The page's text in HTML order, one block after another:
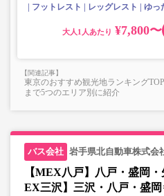
フットレスト
レッグレスト ゆっ
大人 ¥7,800〜
東京のおすすめ観光地ランキング
まで5つのエリア別に紹介
岩手県北自動車株式会
【MEX八戸】八戸・盛岡
EX三沢】三沢・八戸・盛